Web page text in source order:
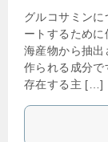
グルコサミン
ートするため
海産物から抽出
作られる成分で
存在する主 […]